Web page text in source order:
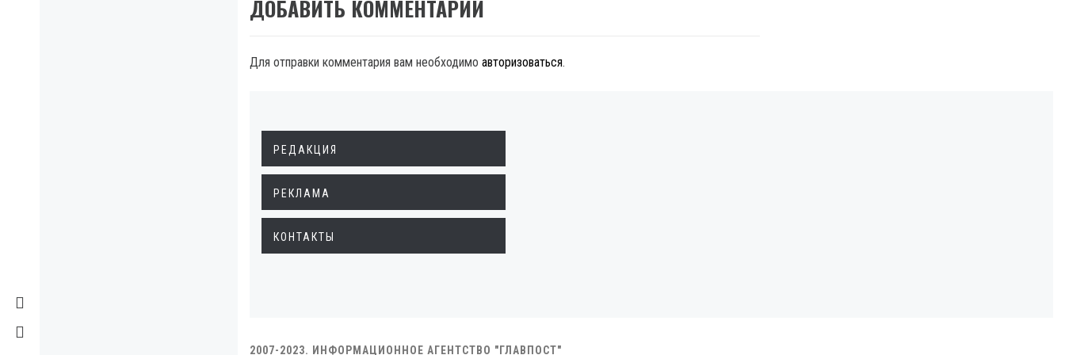
ДОБАВИТЬ КОММЕНТАРИЙ
Для отправки комментария вам необходимо авторизоваться.
РЕДАКЦИЯ
РЕКЛАМА
КОНТАКТЫ
2007-2023. ИНФОРМАЦИОННОЕ АГЕНТСТВО "ГЛАВПОСТ"